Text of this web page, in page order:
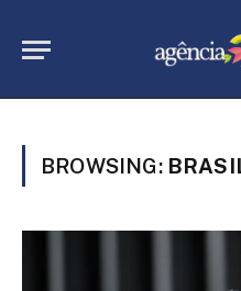
BROWSING: